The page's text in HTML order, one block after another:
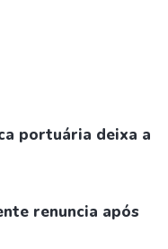
portuária deixa a
renuncia após